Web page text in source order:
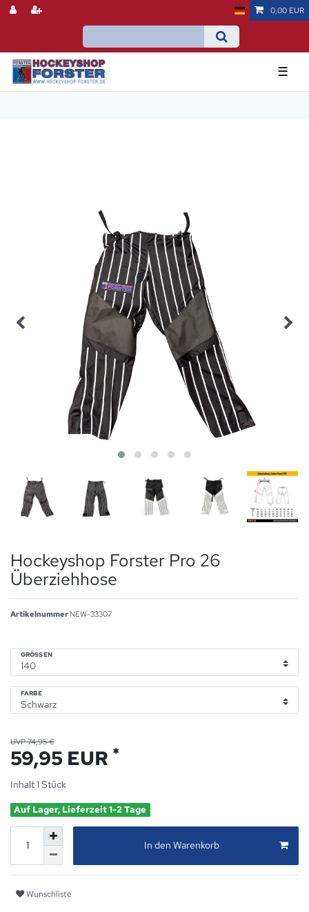
0,00 EUR
☰
Hockeyshop Forster Pro 26
Überziehhose
Artikelnummer NEW-33307
GRÖSSEN
FARBE
UVP 74,95 €
59,95 EUR *
Inhalt1Stück
Auf Lager, Lieferzeit 1-2 Tage
In den Warenkorb
Wunschliste